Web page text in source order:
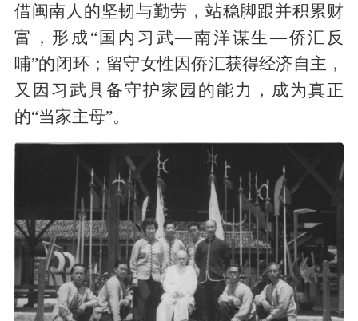
借闽南人的坚韧与勤劳，站稳脚跟并积累财
富，形成“国内习武—南洋谋生—侨汇反
哺”的闭环；留守女性因侨汇获得经济自主，
又因习武具备守护家园的能力，成为真正
的“当家主母”。